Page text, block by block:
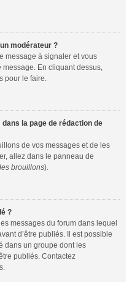
modérateur ?
message à signaler et vous
En cliquant dessus,
pour le faire.
la page de rédaction de
de vos messages et de les
allez dans le panneau de
brouillons).
?
messages du forum dans lequel
d’être publiés. Il est possible
dans un groupe dont les
publiés. Contactez